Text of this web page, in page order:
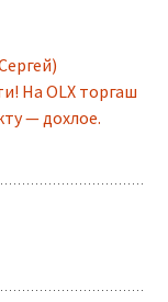
На OLX торгаш
— дохлое.